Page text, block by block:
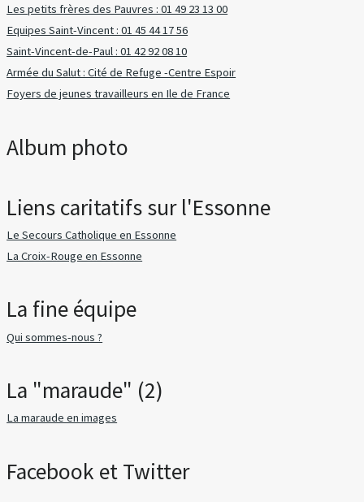
Les petits frères des Pauvres : 01 49 23 13 00
Equipes Saint-Vincent : 01 45 44 17 56
Saint-Vincent-de-Paul : 01 42 92 08 10
Armée du Salut : Cité de Refuge -Centre Espoir
Foyers de jeunes travailleurs en Ile de France
Album photo
Liens caritatifs sur l'Essonne
Le Secours Catholique en Essonne
La Croix-Rouge en Essonne
La fine équipe
Qui sommes-nous ?
La "maraude" (2)
La maraude en images
Facebook et Twitter